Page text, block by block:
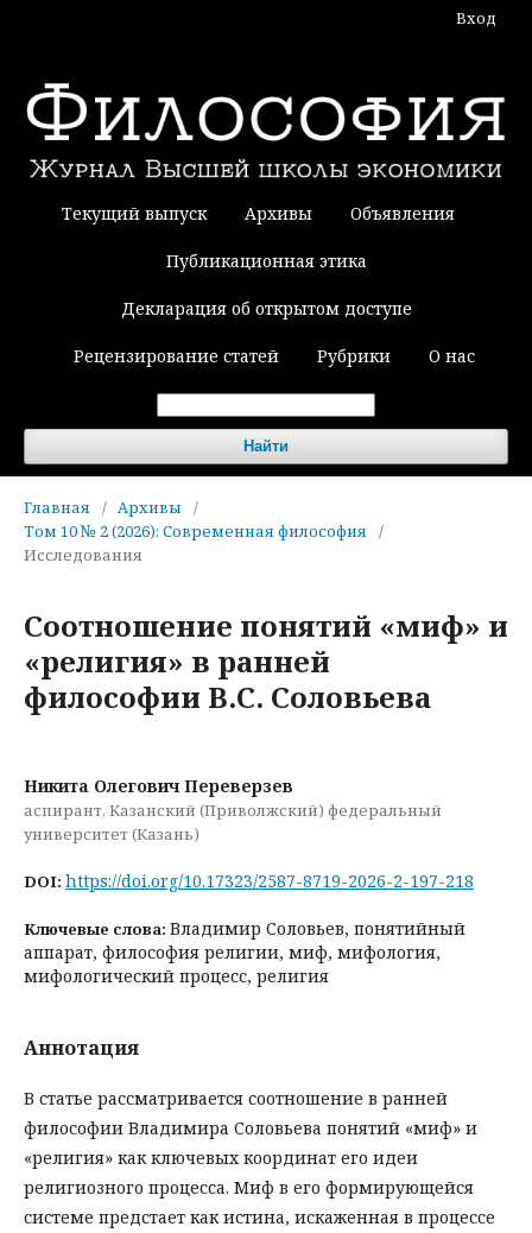
Текущий выпуск Архивы Объявления
Публикационная этика
Декларация об открытом доступе
Рецензирование статей Рубрики О нас
Найти
Вход
Главная / Архивы
/
Том 10 № 2 (2026): Современная философия
/
Исследования
Соотношение понятий «миф» и
«религия» в ранней
философии В.С. Соловьева
Никита Олегович Переверзев
аспирант, Казанский (Приволжский) федеральный
университет (Казань)
DOI: https://doi.org/10.17323/2587-8719-2026-2-197-218
Ключевые слова: Владимир Соловьев, понятийный
аппарат, философия религии, миф, мифология,
мифологический процесс, религия
Аннотация
В статье рассматривается соотношение в ранней
философии Владимира Соловьева понятий «миф» и
«религия» как ключевых координат его идеи
религиозного процесса. Миф в его формирующейся
системе предстает как истина, искаженная в процессе